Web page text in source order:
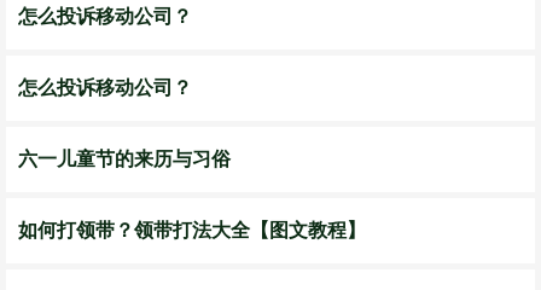
怎么投诉移动公司？
怎么投诉移动公司？
六一儿童节的来历与习俗
如何打领带？领带打法大全【图文教程】